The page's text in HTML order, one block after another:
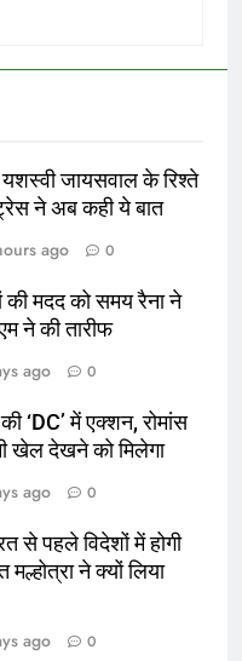
जायसवाल के रिश्ते
ने अब कही ये बात
ago 0
की मदद को समय रैना ने
ने की तारीफ
ago 0
‘DC’ में एक्शन, रोमांस
खेल देखने को मिलेगा
ago 0
से पहले विदेशों में होगी
ने क्यों लिया
ago 0